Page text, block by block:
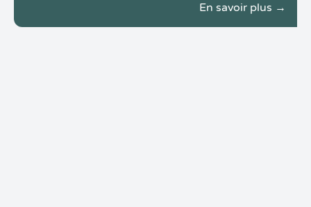
En savoir plus →